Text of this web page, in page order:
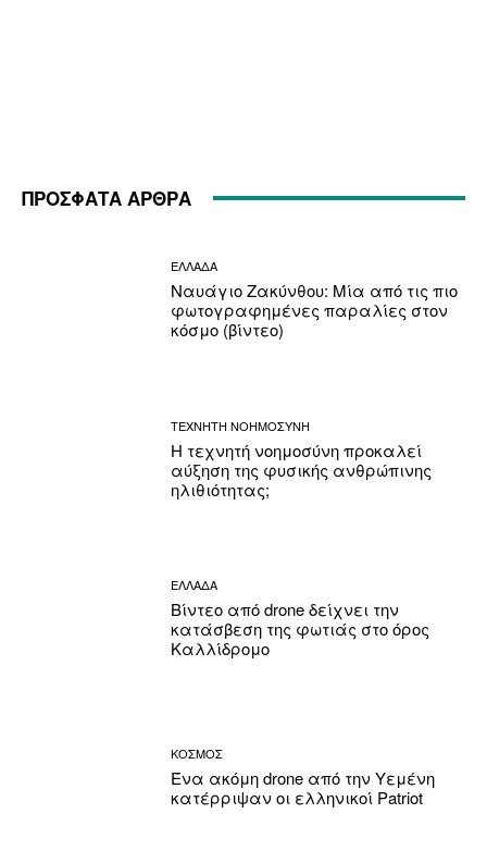
ΠΡΟΣΦΑΤΑ ΑΡΘΡΑ
ΕΛΛΑΔΑ
Ναυάγιο Ζακύνθου: Μία από τις πιο
φωτογραφημένες παραλίες στον
κόσμο (βίντεο)
ΤΕΧΝΗΤΗ ΝΟΗΜΟΣΥΝΗ
Η τεχνητή νοημοσύνη προκαλεί
αύξηση της φυσικής ανθρώπινης
ηλιθιότητας;
ΕΛΛΑΔΑ
Βίντεο από drone δείχνει την
κατάσβεση της φωτιάς στο όρος
Καλλίδρομο
ΚΟΣΜΟΣ
Ένα ακόμη drone από την Υεμένη
κατέρριψαν οι ελληνικοί Patriot